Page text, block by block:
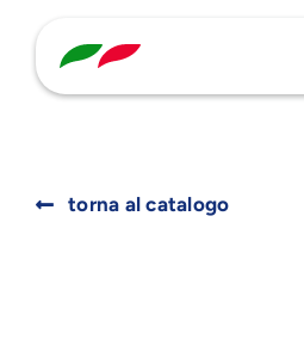
content
torna al catalogo